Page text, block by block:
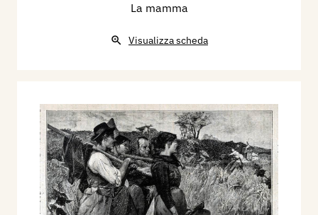
La mamma
Visualizza scheda